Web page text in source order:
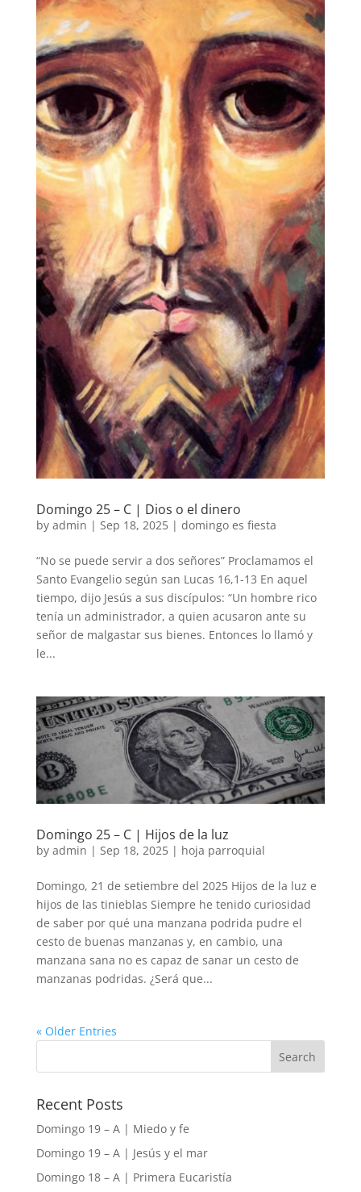
Domingo 25 – C | Dios o el dinero
by admin | Sep 18, 2025| domingo es fiesta
“No se puede servir a dos señores” Proclamamos el
Santo Evangelio según san Lucas 16,1-13 En aquel
tiempo, dijo Jesús a sus discípulos: “Un hombre rico
tenía un administrador, a quien acusaron ante su
señor de malgastar sus bienes. Entonces lo llamó y
le...
Domingo 25 – C | Hijos de la luz
by admin | Sep 18, 2025| hoja parroquial
Domingo, 21 de setiembre del 2025 Hijos de la luz e
hijos de las tinieblas Siempre he tenido curiosidad
de saber por qué una manzana podrida pudre el
cesto de buenas manzanas y, en cambio, una
manzana sana no es capaz de sanar un cesto de
manzanas podridas. ¿Será que...
« Older Entries
Recent Posts
Domingo 19 – A | Miedo y fe
Domingo 19 – A | Jesús y el mar
Domingo 18 – A | Primera Eucaristía